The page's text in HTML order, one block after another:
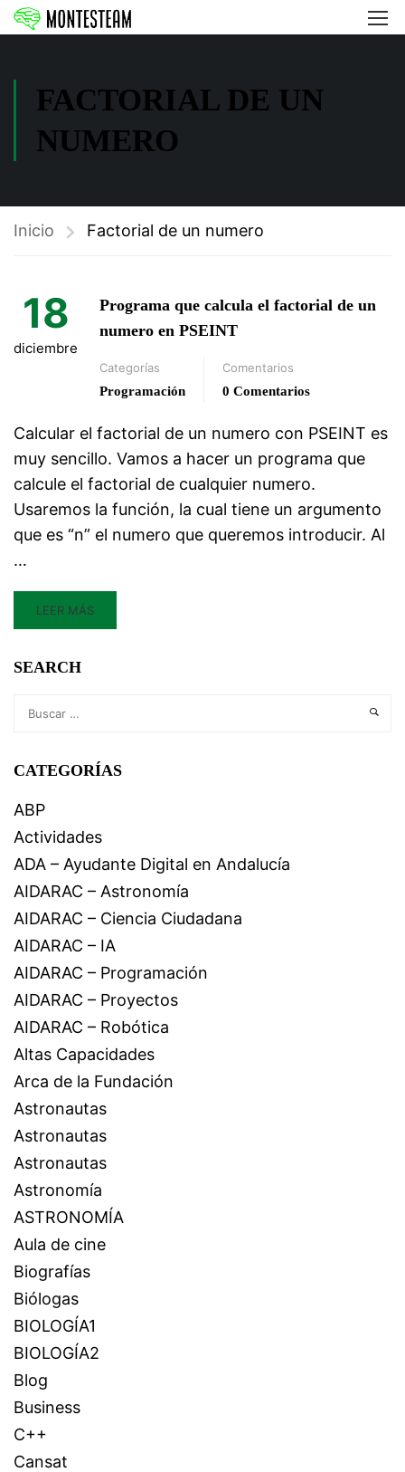
FACTORIAL DE UN
NUMERO
Inicio Factorial de un numero
18
diciembre
Programa que calcula el factorial de un
numero en PSEINT
Categorías
Programación
Comentarios
0 Comentarios
Calcular el factorial de un numero con PSEINT es
muy sencillo. Vamos a hacer un programa que
calcule el factorial de cualquier numero.
Usaremos la función, la cual tiene un argumento
que es “n” el numero que queremos introducir. Al
…
LEER MÁS
SEARCH
CATEGORÍAS
ABP
Actividades
ADA – Ayudante Digital en Andalucía
AIDARAC – Astronomía
AIDARAC – Ciencia Ciudadana
AIDARAC – IA
AIDARAC – Programación
AIDARAC – Proyectos
AIDARAC – Robótica
Altas Capacidades
Arca de la Fundación
Astronautas
Astronautas
Astronautas
Astronomía
ASTRONOMÍA
Aula de cine
Biografías
Biólogas
BIOLOGÍA1
BIOLOGÍA2
Blog
Business
C++
Cansat